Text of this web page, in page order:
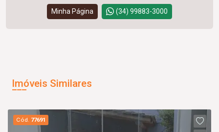
Minha Página (34) 99883-3000
Imóveis Similares
Cód. 77691